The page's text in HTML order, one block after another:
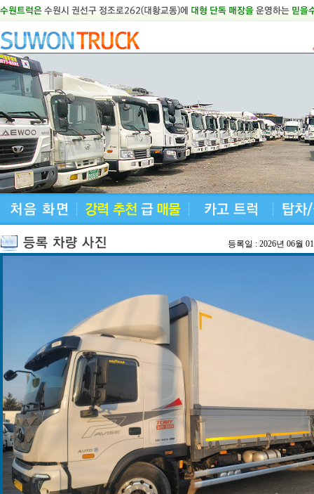
등록일 : 2026년 06월